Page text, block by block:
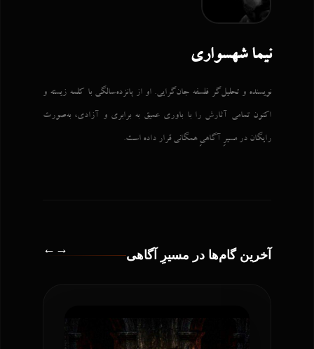
نیما شهسواری
نویسنده و تحلیل‌گر فلسفه جان‌گرایی. او از پانزده‌سالگی با کلمه زیسته و
اکنون تمامی آثارش را با باوری عمیق به برابری و آزادی، به‌صورت
رایگان در مسیرِ آگاهیِ همگانی قرار داده است.
آخرین گام‌ها در مسیرِ آگاهی →
←